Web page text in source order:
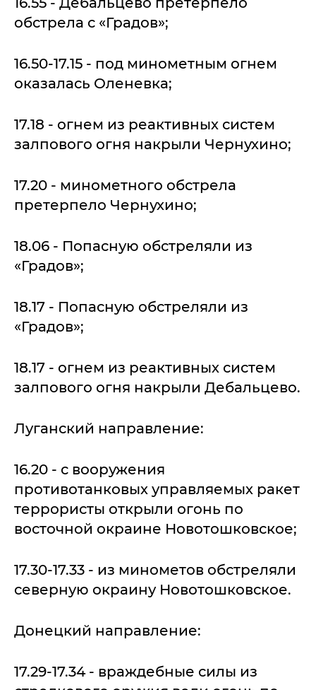
обстрела с «Градов»;
16.50-17.15 - под минометным огнем
оказалась Оленевка;
17.18 - огнем из реактивных систем
залпового огня накрыли Чернухино;
17.20 - минометного обстрела
претерпело Чернухино;
18.06 - Попасную обстреляли из
«Градов»;
18.17 - Попасную обстреляли из
«Градов»;
18.17 - огнем из реактивных систем
залпового огня накрыли Дебальцево.
Луганский направление:
16.20 - с вооружения
противотанковых управляемых ракет
террористы открыли огонь по
восточной окраине Новотошковское;
17.30-17.33 - из минометов обстреляли
северную окраину Новотошковское.
Донецкий направление:
17.29-17.34 - враждебные силы из